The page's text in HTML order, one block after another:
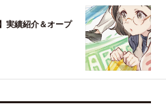
実績紹介＆オープ